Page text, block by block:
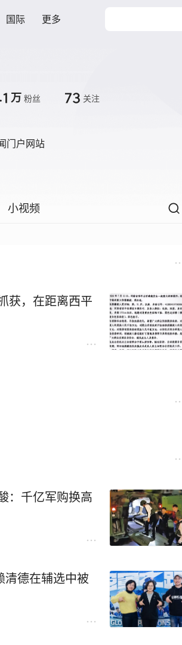
国际 更多
万 粉丝 73 关注
门户网站
小视频
获，在距离西平
：千亿军购换高
清德在辅选中被